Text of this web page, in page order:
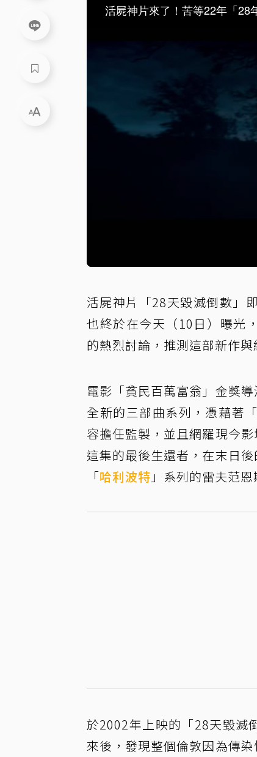
活屍神片「28天毀滅倒數」
也終於在今天（10日）曝光
的熱烈討論，推測這部新作與
電影「貧民百萬富翁」金獎
全新的三部曲系列，憑藉著
容擔任監製，並且網羅現今
這集的最後生還者，在末日
「哈利波特 」系列的雷夫范
於2002年上映的「28天毀滅
來後，發現整個倫敦因為傳